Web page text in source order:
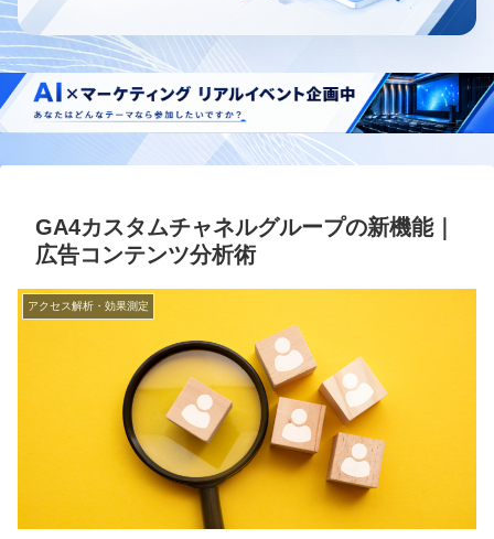
GA4カスタムチャネルグループの新機能｜
広告コンテンツ分析術
アクセス解析・効果測定